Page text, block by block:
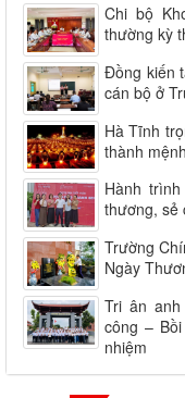
Chi bộ
thường kỳ
Đồng kiến
cán bộ ở
Hà Tĩnh
thành
Hành
thương, sẻ
Trường
Ngày
Tri ân
công –
nhiệm